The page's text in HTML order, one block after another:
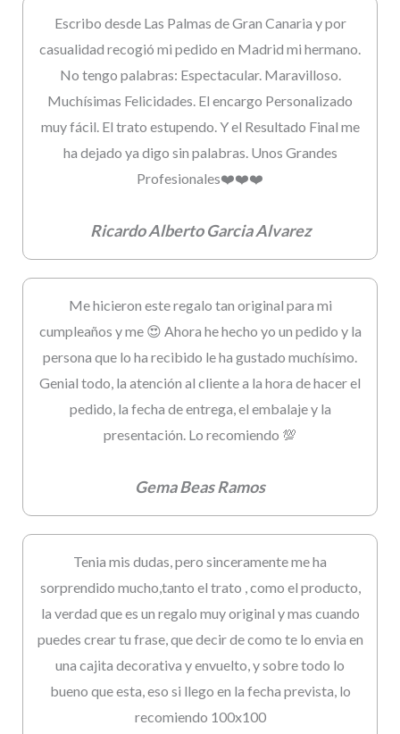
Escribo desde Las Palmas de Gran Canaria y por
casualidad recogió mi pedido en Madrid mi hermano.
No tengo palabras: Espectacular. Maravilloso.
Muchísimas Felicidades. El encargo Personalizado
muy fácil. El trato estupendo. Y el Resultado Final me
ha dejado ya digo sin palabras. Unos Grandes
Profesionales❤️❤️❤️
Ricardo Alberto Garcia Alvarez
Me hicieron este regalo tan original para mi
cumpleaños y me 😍 Ahora he hecho yo un pedido y la
persona que lo ha recibido le ha gustado muchísimo.
Genial todo, la atención al cliente a la hora de hacer el
pedido, la fecha de entrega, el embalaje y la
presentación. Lo recomiendo 💯
Gema Beas Ramos
Tenia mis dudas, pero sinceramente me ha
sorprendido mucho,tanto el trato , como el producto,
la verdad que es un regalo muy original y mas cuando
puedes crear tu frase, que decir de como te lo envia en
una cajita decorativa y envuelto, y sobre todo lo
bueno que esta, eso si llego en la fecha prevista, lo
recomiendo 100x100